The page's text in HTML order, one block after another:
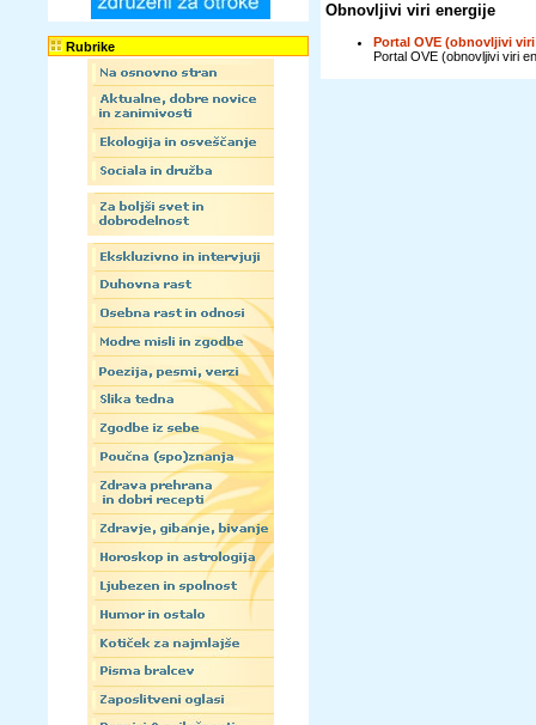
Rubrike
Obnovljivi viri energije
Portal OVE (obnovljivi
Portal OVE (obnovljivi viri